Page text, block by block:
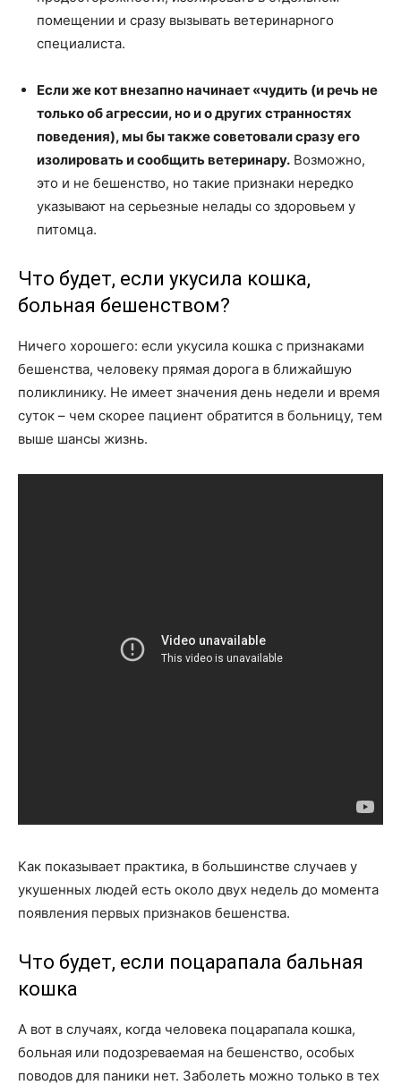
помещении и сразу вызывать ветеринарного
специалиста.
Если же кот внезапно начинает «чудить (и речь не
только об агрессии, но и о других странностях
поведения), мы бы также советовали сразу его
изолировать и сообщить ветеринару. Возможно,
это и не бешенство, но такие признаки нередко
указывают на серьезные нелады со здоровьем у
питомца.
Что будет, если укусила кошка,
больная бешенством?
Ничего хорошего: если укусила кошка с признаками
бешенства, человеку прямая дорога в ближайшую
поликлинику. Не имеет значения день недели и время
суток – чем скорее пациент обратится в больницу, тем
выше шансы жизнь.
Как показывает практика, в большинстве случаев у
укушенных людей есть около двух недель до момента
появления первых признаков бешенства.
Что будет, если поцарапала бальная
кошка
А вот в случаях, когда человека поцарапала кошка,
больная или подозреваемая на бешенство, особых
поводов для паники нет. Заболеть можно только в тех